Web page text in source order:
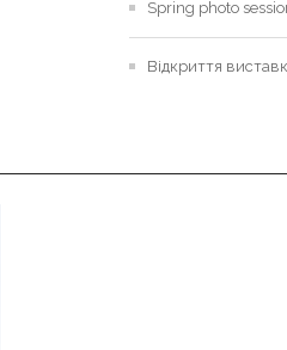
Spring photo
Відкриття